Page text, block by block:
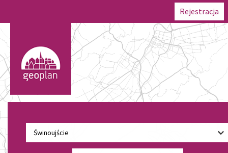
Rejestracja